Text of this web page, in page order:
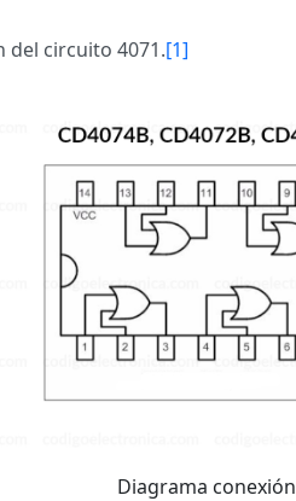
del circuito 4071.[1]
Diagrama conexión